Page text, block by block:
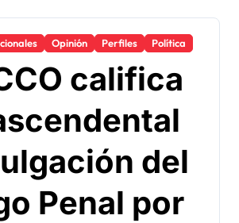
Opinión Perfiles Política
califica
del
Penal por